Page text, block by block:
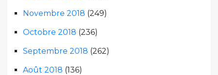
Novembre 2018 (249)
Octobre 2018 (236)
Septembre 2018 (262)
Août 2018 (136)